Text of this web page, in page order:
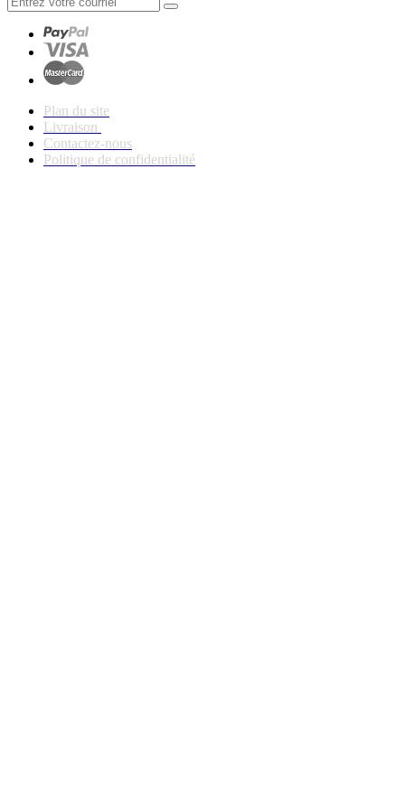
Plan du site
Livraison
Contactez-nous
Politique de confidentialité